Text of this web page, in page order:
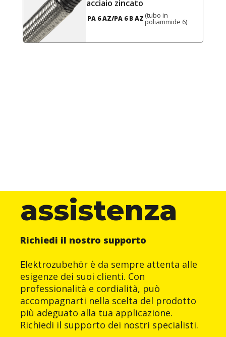
acciaio zincato
PA 6 AZ/PA 6 B AZ (tubo in
poliammide 6)
assistenza
Richiedi il nostro supporto
Elektrozubehör è da sempre attenta alle
esigenze dei suoi clienti. Con
professionalità e cordialità, può
accompagnarti nella scelta del prodotto
più adeguato alla tua applicazione.
Richiedi il supporto dei nostri specialisti.